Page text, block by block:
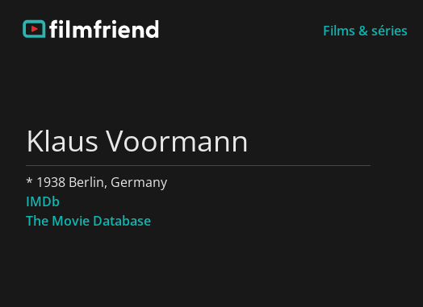
Films & séries
Klaus Voormann
* 1938 Berlin, Germany
IMDb
The Movie Database